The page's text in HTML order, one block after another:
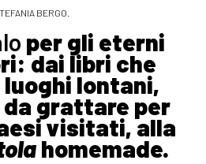
BERGO.
per gli eterni
dai libri che
lontani,
da grattare per
visitati, alla
homemade.